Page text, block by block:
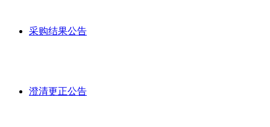
采购结果公告
澄清更正公告